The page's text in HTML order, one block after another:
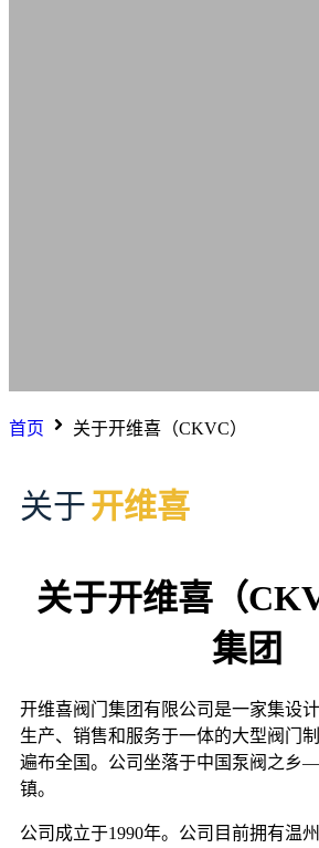
首页 关于开维喜（CKVC）
关于开维喜
关于开维喜（
集团
开维喜阀门集团有限公司是一家集设
生产、销售和服务于一体的大型阀门
遍布全国。公司坐落于中国泵阀之
镇。
公司成立于1990年。公司目前拥有温